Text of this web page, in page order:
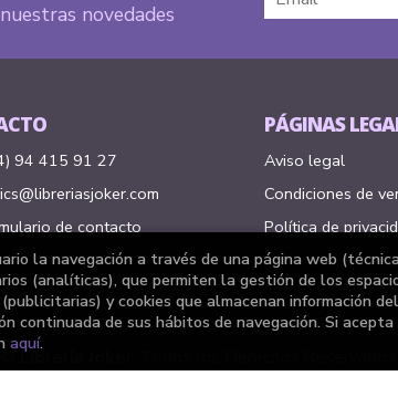
novedades
94 415 91 27
de contacto
PÁGINAS
Aviso legal
Condiciones de
Política de
Política de
Librería Joker
la navegación a través de una página web
(analíticas), que permiten la gestión de los
y cookies que almacenan información del
continuada de sus hábitos de navegación. Si
aquí.